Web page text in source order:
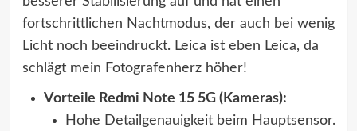
fortschrittlichen Nachtmodus, der auch bei wenig
Licht noch beeindruckt. Leica ist eben Leica, da
schlägt mein Fotografenherz höher!
Vorteile Redmi Note 15 5G (Kameras):
Hohe Detailgenauigkeit beim Hauptsensor.